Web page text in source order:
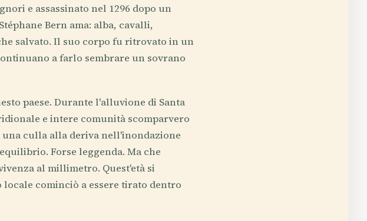
e assassinato nel 1296 dopo un
Bern ama: alba, cavalli,
salvato. Il suo corpo fu ritrovato in un
a farlo sembrare un sovrano
paese. Durante l'alluvione di Santa
e intere comunità scomparvero
una culla alla deriva nell'inondazione
Forse leggenda. Ma che
al millimetro. Quest'età si
cominciò a essere tirato dentro